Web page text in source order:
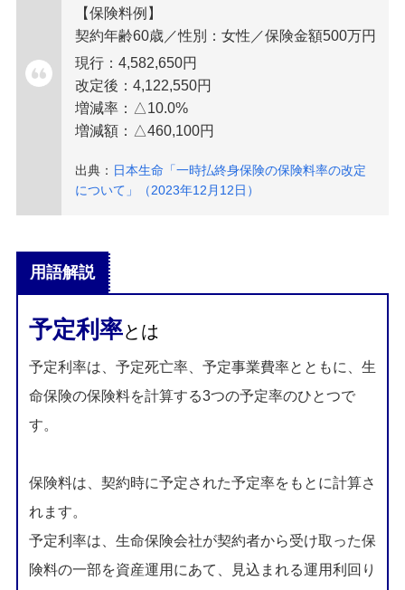
【保険料例】
契約年齢60歳／性別：女性／保険金額500万円
現行：4,582,650円
改定後：4,122,550円
増減率：△10.0%
増減額：△460,100円
出典： 日本生命「一時払終身保険の保険料率の改定
について」（2023年12月12日）
用語解説
予定利率とは
予定利率は、予定死亡率、予定事業費率とともに、生
命保険の保険料を計算する3つの予定率のひとつで
す。
保険料は、契約時に予定された予定率をもとに計算さ
れます。
予定利率は、生命保険会社が契約者から受け取った保
険料の一部を資産運用にあて、見込まれる運用利回り